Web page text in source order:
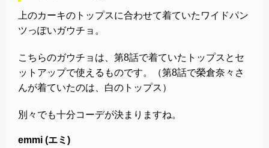
上のカーキのトップスに合わせて着ていたワイドパン
ツっぽいガウチョ。
こちらのガウチョは、第8話で着ていたトップスとセ
ットアップで使えるものです。（第8話で榮倉奈々さ
んが着ていたのは、白のトップス）
別々でも十分コーデが決まりますね。
emmi (エミ)